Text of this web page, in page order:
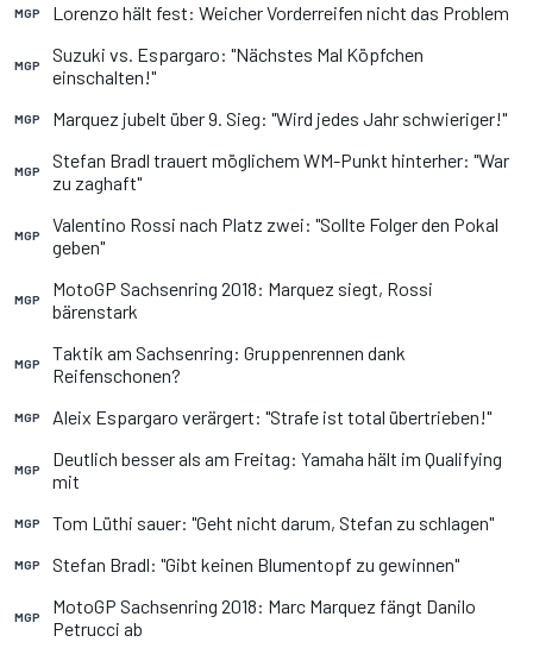
MGP Lorenzo hält fest: Weicher Vorderreifen nicht das Problem
MGP
Suzuki vs. Espargaro: "Nächstes Mal Köpfchen
einschalten!"
MGP Marquez jubelt über 9. Sieg: "Wird jedes Jahr schwieriger!"
MGP
Stefan Bradl trauert möglichem WM-Punkt hinterher: "War
zu zaghaft"
MGP
Valentino Rossi nach Platz zwei: "Sollte Folger den Pokal
geben"
MGP
MotoGP Sachsenring 2018: Marquez siegt, Rossi
bärenstark
MGP
Taktik am Sachsenring: Gruppenrennen dank
Reifenschonen?
MGP Aleix Espargaro verärgert: "Strafe ist total übertrieben!"
MGP
Deutlich besser als am Freitag: Yamaha hält im Qualifying
mit
MGP Tom Lüthi sauer: "Geht nicht darum, Stefan zu schlagen"
MGP Stefan Bradl: "Gibt keinen Blumentopf zu gewinnen"
MGP
MotoGP Sachsenring 2018: Marc Marquez fängt Danilo
Petrucci ab